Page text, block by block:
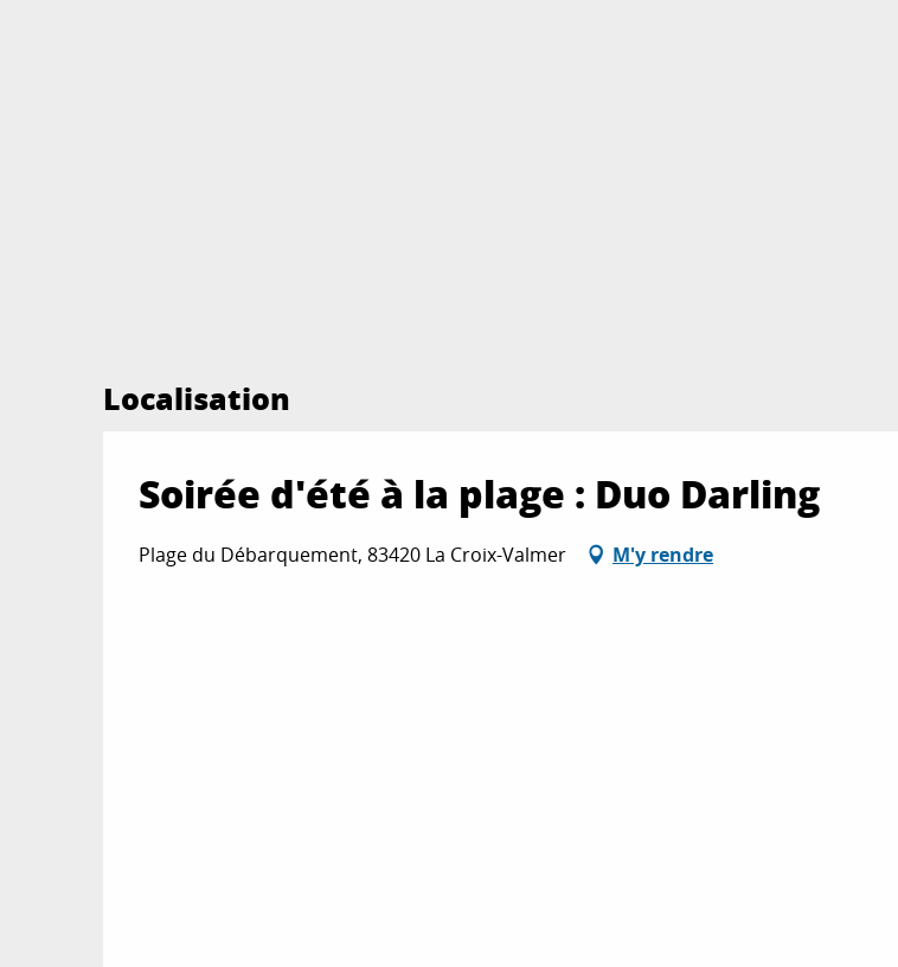
Localisation
Soirée d'été à la plage : Duo Darling
Plage du Débarquement, 83420 La Croix-Valmer M'y rendre